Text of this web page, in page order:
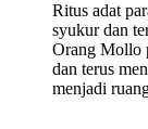
Ritus adat
syukur dan
Orang Mollo
dan terus
menjadi